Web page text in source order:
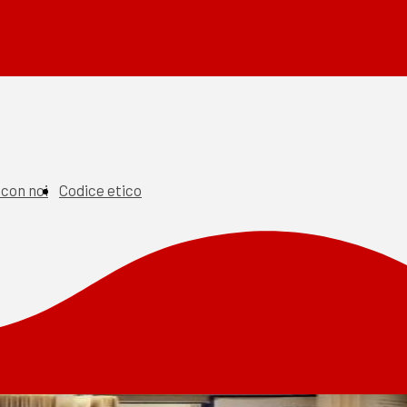
noi Codice etico